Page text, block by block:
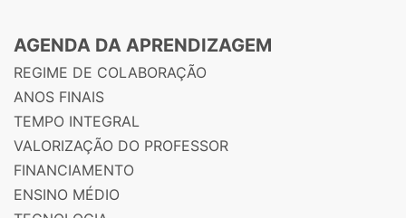
AGENDA DA APRENDIZAGEM
REGIME DE COLABORAÇÃO
ANOS FINAIS
TEMPO INTEGRAL
VALORIZAÇÃO DO PROFESSOR
FINANCIAMENTO
ENSINO MÉDIO